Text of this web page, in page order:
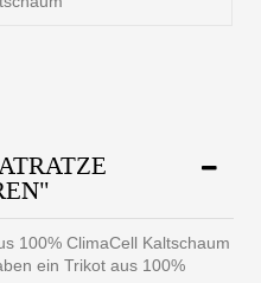
100% ClimaCell Kaltschaum
ein Trikot aus 100%